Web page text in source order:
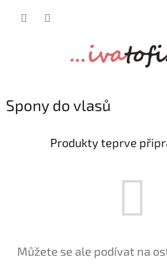
Spony do vlasů
Produkty teprve
Můžete se ale podívat na